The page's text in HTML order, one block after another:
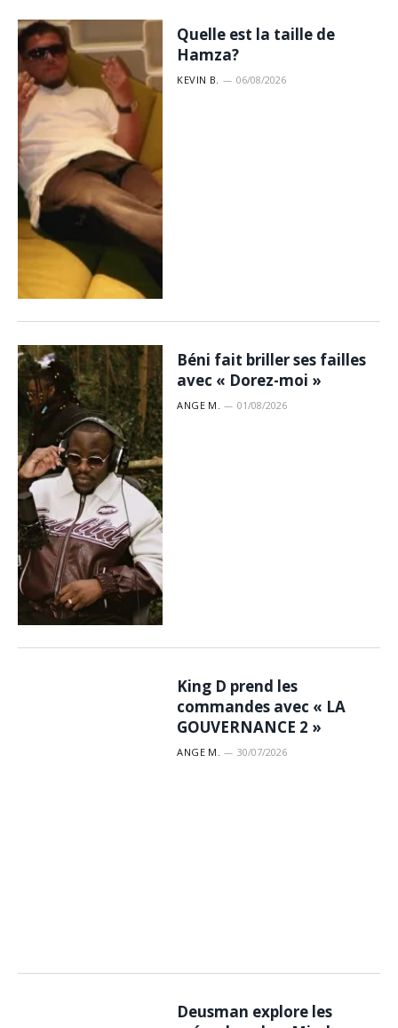
Quelle est la taille de
Hamza?
KEVIN B. 06/08/2026
Béni fait briller ses failles
avec « Dorez-moi »
ANGE M. 01/08/2026
King D prend les
commandes avec « LA
GOUVERNANCE 2 »
ANGE M. 30/07/2026
Deusman explore les